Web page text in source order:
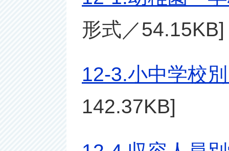
形式／54.15KB]
12-3.小中学校
142.37KB]